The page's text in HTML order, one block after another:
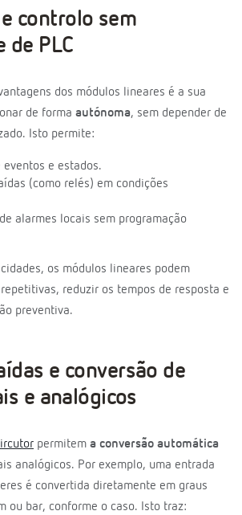
controlo sem
de PLC
dos módulos lineares é a sua
de forma autónoma, sem depender de
Isto permite:
eventos e estados.
(como relés) em condições
alarmes locais sem programação
os módulos lineares podem
reduzir os tempos de resposta e
preventiva.
e conversão de
e analógicos
permitem a conversão automática
analógicos. Por exemplo, uma entrada
é convertida diretamente em graus
ou bar, conforme o caso. Isto traz: